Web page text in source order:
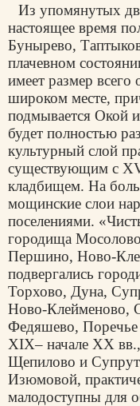
Из упомянутых
настоящее время
Бунырево,
плачевном
имеет размер
широком месте,
подмывается Окой
будет полностью
культурный слой
существующим с
кладбищем. На
мощинские слои
поселениями.
городища
Першино, Ново-
подвергались
Торхово, Дуна,
Ново-Клейменово,
Федяшево, Поречье
XIX– начале XX
Щепилово и
Изюмовой,
малодоступны для